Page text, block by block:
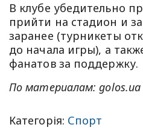
В клубе убедительно
прийти на стадион и
заранее (турникеты
до начала игры), а
фанатов за поддержку.
По материалам: golos.ua
Категорія: Спорт